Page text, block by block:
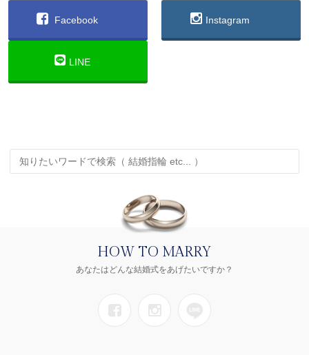
Facebook Instagram
LINE
HOW TO MARRY
あなたはどんな結婚式をあげたいですか？